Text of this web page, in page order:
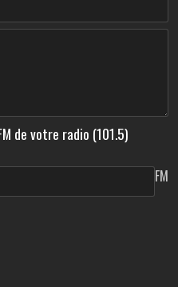
de votre radio (101.5)
FM